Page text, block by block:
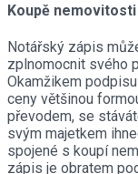
Koupě nemovitosti
Notářský zápis
zplnomocnit svého
Okamžikem
ceny většinou
převodem, se
svým majetkem
spojené s koupí
zápis je obratem